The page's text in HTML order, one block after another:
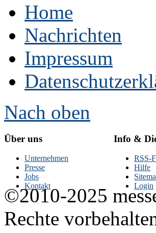
Home
Nachrichten
Impressum
Nach oben
Über uns
Unternehmen
Presse
Jobs
Kontakt
Info &
RSS-
Hilfe
Login
©2010-2025
Rechte